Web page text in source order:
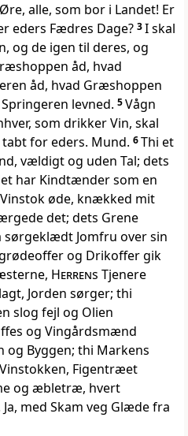
alle, som bor i Landet! Er
eders Fædres Dage? 3I skal
og de igen til deres, og
åd, hvad
åd, hvad Græshoppen
levned. 5Vågn
som drikker Vin, skal
for eders. Mund. 6Thi et
vældigt og uden Tal; dets
har Kindtænder som en
øde, knækked mit
det; dets Grene
sørgeklædt Jomfru over sin
og Drikoffer gik
Herrens Tjenere
Jorden sørger; thi
slog fejl og Olien
og Vingårdsmænd
og Byggen; thi Markens
Figentræet
og æbletræ, hvert
med Skam veg Glæde fra